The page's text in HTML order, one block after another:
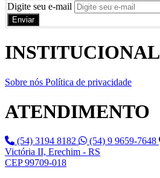
Digite seu e-mail
INSTITUCIONAL
Sobre nós Política de privacidade
ATENDIMENTO
(54) 3194 8182 (54) 9 9659-7648
Victória II, Erechim - RS
CEP 99709-018